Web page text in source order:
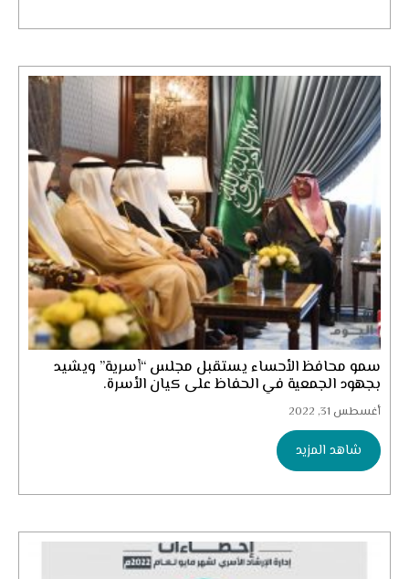
سمو محافظ الأحساء يستقبل مجلس “أُسرية” ويشيد
بجهود الجمعية في الحفاظ على كيان الأسرة.
أغسطس 31, 2022
شاهد المزيد